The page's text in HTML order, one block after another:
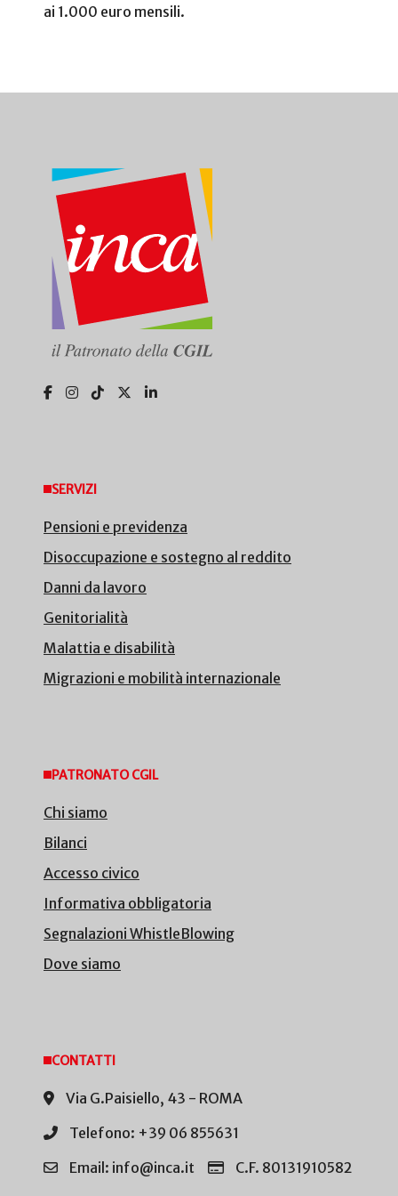
ai 1.000 euro mensili.
SERVIZI
Pensioni e previdenza
Disoccupazione e sostegno al reddito
Danni da lavoro
Genitorialità
Malattia e disabilità
Migrazioni e mobilità internazionale
PATRONATO CGIL
Chi siamo
Bilanci
Accesso civico
Informativa obbligatoria
Segnalazioni WhistleBlowing
Dove siamo
CONTATTI
Via G.Paisiello, 43 - ROMA
Telefono: +39 06 855631
Email: info@inca.it
C.F. 80131910582